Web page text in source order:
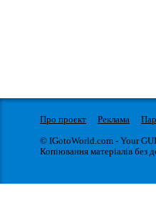
Про проект Реклама
© IGotoWorld.com - Your
Копіювання матеріалів без